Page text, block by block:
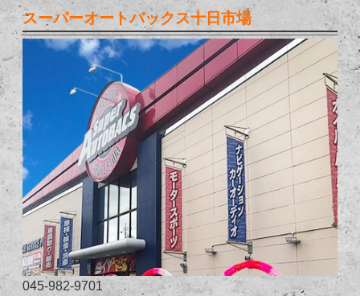
スーパーオートバックス十日市場
045-982-9701